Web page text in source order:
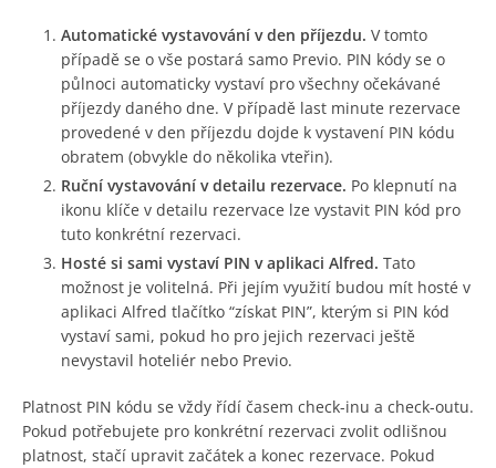
Automatické vystavování v den příjezdu. V tomto
případě se o vše postará samo Previo. PIN kódy se o
půlnoci automaticky vystaví pro všechny očekávané
příjezdy daného dne. V případě last minute rezervace
provedené v den příjezdu dojde k vystavení PIN kódu
obratem (obvykle do několika vteřin).
Ruční vystavování v detailu rezervace. Po klepnutí na
ikonu klíče v detailu rezervace lze vystavit PIN kód pro
tuto konkrétní rezervaci.
Hosté si sami vystaví PIN v aplikaci Alfred. Tato
možnost je volitelná. Při jejím využití budou mít hosté v
aplikaci Alfred tlačítko “získat PIN”, kterým si PIN kód
vystaví sami, pokud ho pro jejich rezervaci ještě
nevystavil hoteliér nebo Previo.
Platnost PIN kódu se vždy řídí časem check-inu a check-outu.
Pokud potřebujete pro konkrétní rezervaci zvolit odlišnou
platnost, stačí upravit začátek a konec rezervace. Pokud